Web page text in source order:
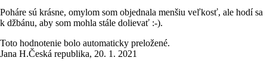
Poháre sú krásne, omylom som objednala menšiu veľkosť, ale hodí sa
k džbánu, aby som mohla stále dolievať :-).
Toto hodnotenie bolo automaticky preložené.
Jana H.Česká republika, 20. 1. 2021